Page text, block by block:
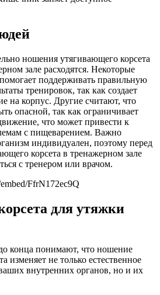
ношения утягивающего корсета
зале расходятся. Некоторые
поддерживать правильную
тренировок, так как создает
на корпус. Другие считают, что
опасной, так как ограничивает
что может привести к
с пищеварением. Важно
индивидуален, поэтому перед
корсета в тренажерном зале
с тренером или врачом.
FfrN172ec9Q
для утяжки
конца понимают, что ношение
изменяет не только естественное
внутренних органов, но и их